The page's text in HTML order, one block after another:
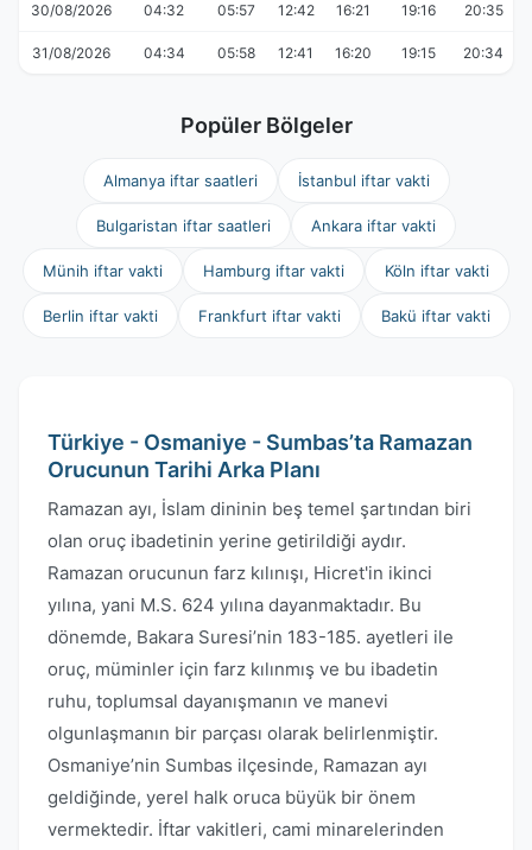
30/08/2026 04:32 05:57 12:42 16:21 19:16 20:35
31/08/2026 04:34 05:58 12:41 16:20 19:15 20:34
Popüler Bölgeler
Almanya iftar saatleri İstanbul iftar vakti
Bulgaristan iftar saatleri Ankara iftar vakti
Münih iftar vakti Hamburg iftar vakti Köln iftar vakti
Berlin iftar vakti Frankfurt iftar vakti Bakü iftar vakti
Türkiye - Osmaniye - Sumbas’ta Ramazan
Orucunun Tarihi Arka Planı
Ramazan ayı, İslam dininin beş temel şartından biri
olan oruç ibadetinin yerine getirildiği aydır.
Ramazan orucunun farz kılınışı, Hicret'in ikinci
yılına, yani M.S. 624 yılına dayanmaktadır. Bu
dönemde, Bakara Suresi’nin 183-185. ayetleri ile
oruç, müminler için farz kılınmış ve bu ibadetin
ruhu, toplumsal dayanışmanın ve manevi
olgunlaşmanın bir parçası olarak belirlenmiştir.
Osmaniye’nin Sumbas ilçesinde, Ramazan ayı
geldiğinde, yerel halk oruca büyük bir önem
vermektedir. İftar vakitleri, cami minarelerinden